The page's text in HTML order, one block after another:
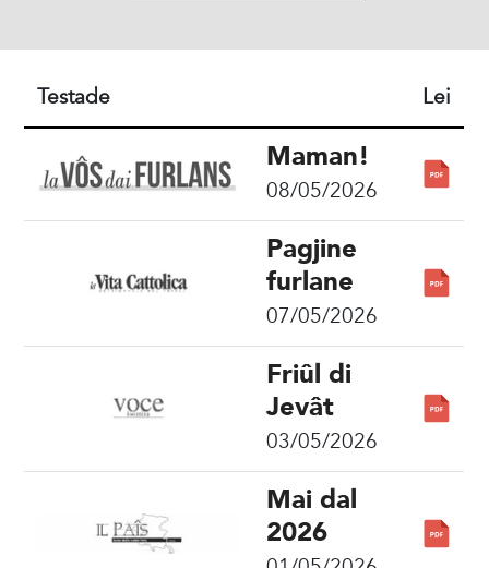
Testade Lei
Maman!
08/05/2026
Pagjine
furlane
07/05/2026
Friûl di
Jevât
03/05/2026
Mai dal
2026